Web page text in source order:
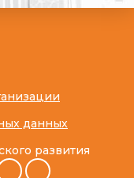
данных
развития